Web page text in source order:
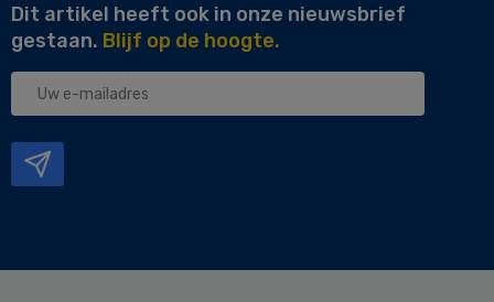
Dit artikel heeft ook in onze nieuwsbrief
gestaan. Blijf op de hoogte.
Uw